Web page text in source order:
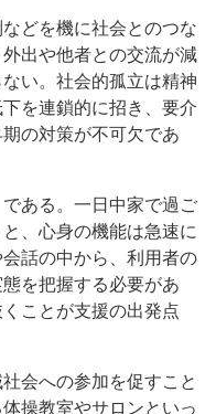
どを機に社会とのつな
出や他者との交流が減
い。社会的孤立は精神
を連鎖的に招き、要介
の対策が不可欠であ
ある。一日中家で過ご
、心身の機能は急速に
話の中から、利用者の
を把握する必要があ
ことが支援の出発点
会への参加を促すこと
操教室やサロンといっ